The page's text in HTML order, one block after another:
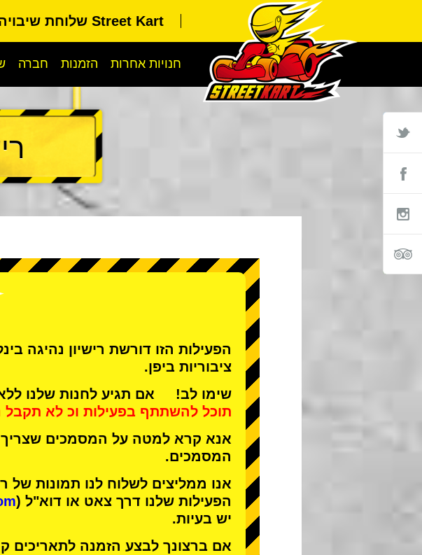
Street Kart שלוחת שיבויה
חברה הזמנות חנויות אחרות
הפעילות הזו דורשת רישיון נהיגה
ציבוריות ביפן.
שימו לב! אם תגיע לחנות שלנו
תוכל להשתתף בפעילות וכ לא תקבל
אנא קרא למטה על המסמכים שצריך
המסמכים.
אנו ממליצים לשלוח לנו תמונות
הפעילות שלנו דרך צאט או דוא"ל (
יש בעיות.
אם ברצונך לבצע הזמנה לתאריכים